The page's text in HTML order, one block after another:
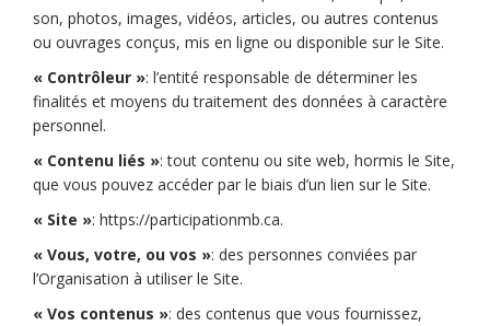
son, photos, images, vidéos, articles, ou autres contenus
ou ouvrages conçus, mis en ligne ou disponible sur le Site.
« Contrôleur »: l’entité responsable de déterminer les
finalités et moyens du traitement des données à caractère
personnel.
« Contenu liés »: tout contenu ou site web, hormis le Site,
que vous pouvez accéder par le biais d’un lien sur le Site.
« Site »: https://participationmb.ca.
« Vous, votre, ou vos »: des personnes conviées par
l’Organisation à utiliser le Site.
« Vos contenus »: des contenus que vous fournissez,